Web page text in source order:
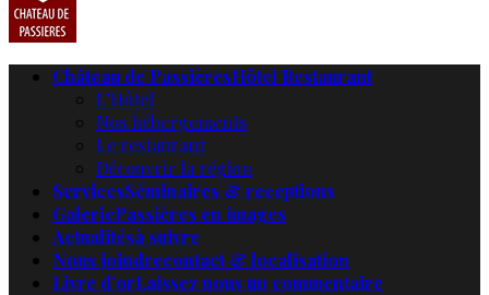
Château de PassièresHôtel Restaurant
L’Hôtel
Nos hébergements
Le restaurant
Découvrir la région
ServicesSéminaires & receptions
GaleriePassières en images
Actualitésà suivre
Nous joindrecontact & localisation
Livre d’orLaissez nous un commentaire